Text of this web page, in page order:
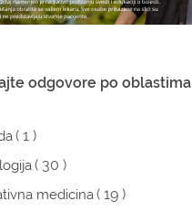
odgovore po oblastima
( 1 )
( 30 )
medicina( 19 )